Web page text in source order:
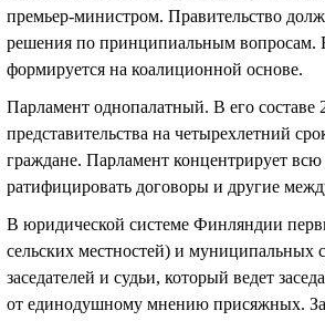
премьер-министром. Правительство
решения по принципиальным вопросам.
формируется на коалиционной основе.
Парламент однопалатный. В его составе
представительства на четырехлетний
граждане. Парламент концентрирует всю
ратифицировать договоры и другие
В юридической системе Финляндии
сельских местностей) и муниципальных
заседателей и судьи, который ведет
от единодушному мнению присяжных.